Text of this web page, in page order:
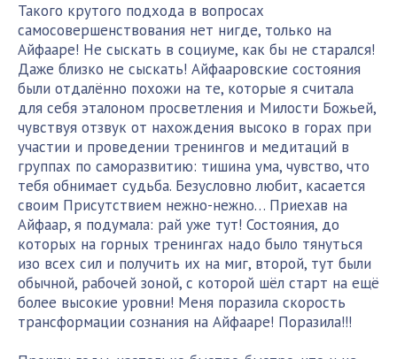
Такого крутого подхода в вопросах
самосовершенствования нет нигде, только на
Айфааре! Не сыскать в социуме, как бы не старался!
Даже близко не сыскать! Айфааровские состояния
были отдалённо похожи на те, которые я считала
для себя эталоном просветления и Милости Божьей,
чувствуя отзвук от нахождения высоко в горах при
участии и проведении тренингов и медитаций в
группах по саморазвитию: тишина ума, чувство, что
тебя обнимает судьба. Безусловно любит, касается
своим Присутствием нежно-нежно… Приехав на
Айфаар, я подумала: рай уже тут! Состояния, до
которых на горных тренингах надо было тянуться
изо всех сил и получить их на миг, второй, тут были
обычной, рабочей зоной, с которой шёл старт на ещё
более высокие уровни! Меня поразила скорость
трансформации сознания на Айфааре! Поразила!!!